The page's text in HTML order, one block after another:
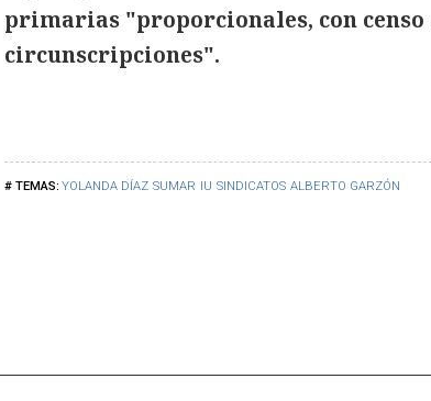
YOLANDA DÍAZ SUMAR IU SINDICATOS ALBERTO GARZÓN
primarias "proporcionales, con censo
circunscripciones".